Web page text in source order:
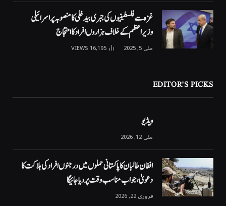
غزہ سے فلسطینیوں کی جبری بیدخلی کا منصوبہ پر اسرائیلی
وزیراعظم کے خلاف ہزاروں افراد کا احتجاج
مئی 5, 2025 16,195
VIEWS
EDITOR'S PICKS
ویڈیو
مئی 12, 2026
افغان طالبان کا پاکستانی حملوں میں درجنوں افراد کی ہلاکت کا
دعویٰ، جواب مناسب وقت پر دیا جائیگا
فروری 22, 2026